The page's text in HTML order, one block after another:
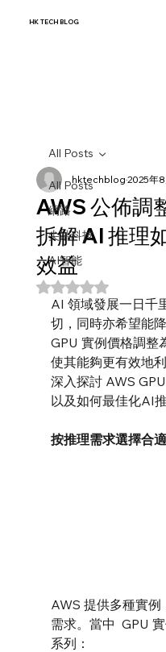
HK TECH BLOG
All Posts
網路
尖端科技
AI智能
All Posts
AWS 公佈調
拆解 AI 推理
效益
hktechblog2025年
評等為 NaN（最高
AI 領域發展一日千
切，同時亦希望能
GPU 實例價格調整
使其能夠更有效地
深入探討 AWS
以及如何最佳化AI
按推理需求選擇合
AWS 提供多種實
需求。當中  GPU
系列：